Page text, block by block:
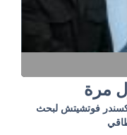
مرة
فوتشيتش لبحث